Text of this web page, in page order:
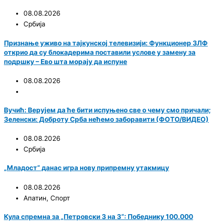
08.08.2026
Србија
Признање уживо на тајкунској телевизији: Функционер ЗЛФ
открио да су блокадерима поставили услове у замену за
подршку – Ево шта морају да испуне
08.08.2026
Вучић: Верујем да ће бити испуњено све о чему смо причали;
Зеленски: Доброту Срба нећемо заборавити (ФОТО/ВИДЕО)
08.08.2026
Србија
„Младост“ данас игра нову припремну утакмицу
08.08.2026
Апатин, Спорт
Кула спремна за „Петровски 3 на 3“: Победнику 100.000